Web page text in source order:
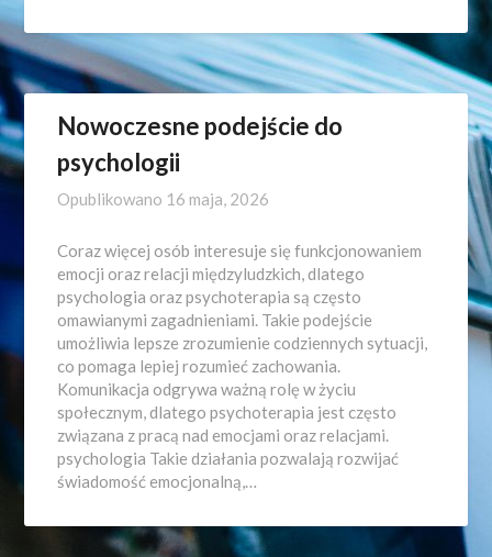
Nowoczesne podejście do
psychologii
Opublikowano 16 maja, 2026
Coraz więcej osób interesuje się funkcjonowaniem
emocji oraz relacji międzyludzkich, dlatego
psychologia oraz psychoterapia są często
omawianymi zagadnieniami. Takie podejście
umożliwia lepsze zrozumienie codziennych sytuacji,
co pomaga lepiej rozumieć zachowania.
Komunikacja odgrywa ważną rolę w życiu
społecznym, dlatego psychoterapia jest często
związana z pracą nad emocjami oraz relacjami.
psychologia Takie działania pozwalają rozwijać
świadomość emocjonalną,…